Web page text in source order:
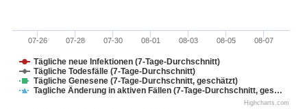
Tägliche neue Infektionen (7-Tage-Durchschnitt)
Tägliche Todesfälle (7-Tage-Durchschnitt)
Tägliche Genesene (7-Tage-Durchschnitt, geschätzt)
Tagliche Änderung in aktiven Fällen (7-Tage-Durchschnitt, ges…
07-26 07-28 07-30 08-01 08-03 08-05 08-07
Highcharts.com